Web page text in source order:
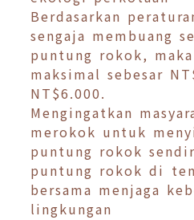
Berdasarkan
sengaja membuang
puntung rokok,
maksimal sebesar
NT$6.000.
Mengingatkan
merokok untuk
puntung rokok
puntung rokok di
bersama menjaga
lingkungan